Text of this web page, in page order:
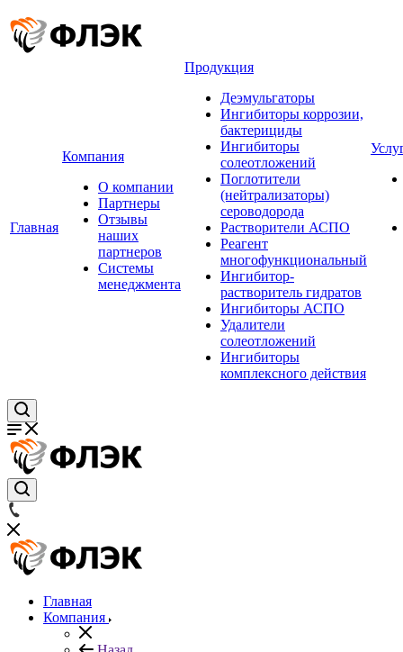
Главная
Компания
О компании
Партнеры
Отзывы
наших
партнеров
Системы
менеджмента
Продукция
Деэмульгаторы
Ингибиторы коррозии,
бактерициды
Ингибиторы
солеотложений
Поглотители
(нейтрализаторы)
сероводорода
Растворители АСПО
Реагент
многофункциональный
Ингибитор-
растворитель гидратов
Ингибиторы АСПО
Удалители
солеотложений
Ингибиторы
комплексного действия
Главная
Компания